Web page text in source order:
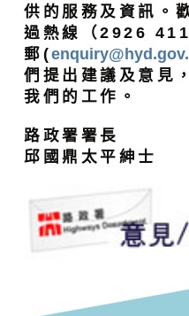
供的服務及資訊。
過熱線（2926
郵(
們提出建議及意見
我們的工作。
路政署署長
邱國鼎太平紳士